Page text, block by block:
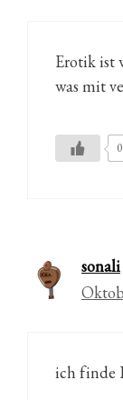
Erotik ist
was mit
0
sonali
ich finde